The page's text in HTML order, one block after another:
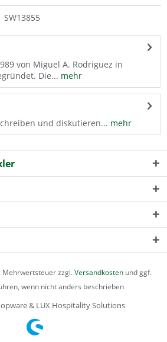
SW13855
von Miguel A. Rodriguez in
Die... mehr
und diskutieren... mehr
Mehrwertsteuer zzgl.Versandkosten und ggf.
wenn nicht anders beschrieben
& LUX Hospitality Solutions